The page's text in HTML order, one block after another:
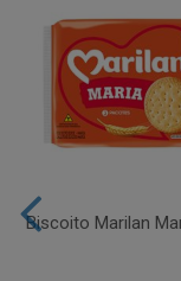
Biscoito Marilan